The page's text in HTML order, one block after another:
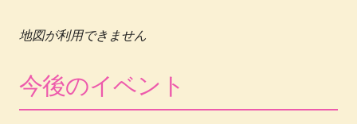
地図が利用できません
今後のイベント